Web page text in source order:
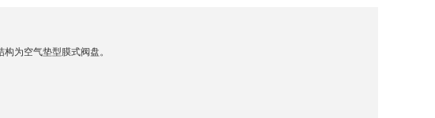
为空气垫型膜式阀盘。